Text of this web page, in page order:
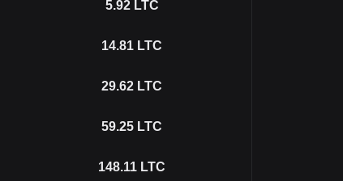
5.92 LTC
14.81 LTC
29.62 LTC
59.25 LTC
148.11 LTC